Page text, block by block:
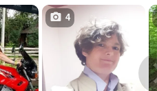
4